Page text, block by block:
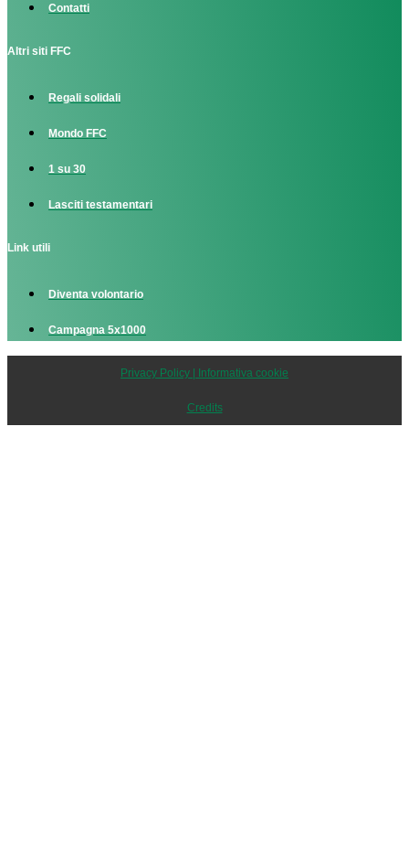
Contatti
Altri siti FFC
Regali solidali
Mondo FFC
1 su 30
Lasciti testamentari
Link utili
Diventa volontario
Campagna 5x1000
Privacy Policy | Informativa cookie
Credits